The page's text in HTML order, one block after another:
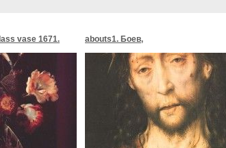
vase 1671. abouts1. Боев,